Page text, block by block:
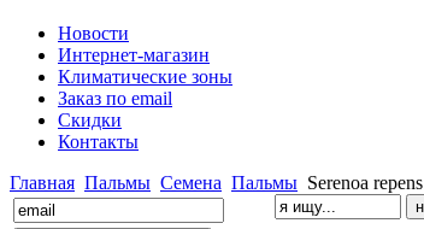
Новости
Интернет-магазин
Климатические зоны
Заказ по email
Скидки
Контакты
Главная Пальмы Семена Пальмы Serenoa repens